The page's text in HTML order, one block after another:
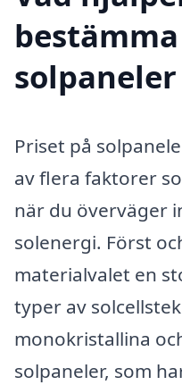
Priset på
av flera faktorer
när du överväger
solenergi. Först
materialvalet en
typer av
monokristallina
solpaneler, som